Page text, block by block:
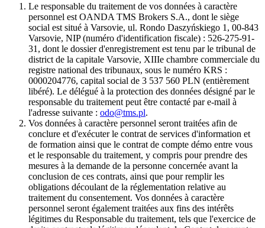
Le responsable du traitement de vos données à caractère
personnel est OANDA TMS Brokers S.A., dont le siège
social est situé à Varsovie, ul. Rondo Daszyńskiego 1, 00-843
Varsovie, NIP (numéro d'identification fiscale) : 526-275-91-
31, dont le dossier d'enregistrement est tenu par le tribunal de
district de la capitale Varsovie, XIIIe chambre commerciale du
registre national des tribunaux, sous le numéro KRS :
0000204776, capital social de 3 537 560 PLN (entièrement
libéré). Le délégué à la protection des données désigné par le
responsable du traitement peut être contacté par e-mail à
l'adresse suivante : odo@tms.pl.
Vos données à caractère personnel seront traitées afin de
conclure et d'exécuter le contrat de services d'information et
de formation ainsi que le contrat de compte démo entre vous
et le responsable du traitement, y compris pour prendre des
mesures à la demande de la personne concernée avant la
conclusion de ces contrats, ainsi que pour remplir les
obligations découlant de la réglementation relative au
traitement du consentement. Vos données à caractère
personnel seront également traitées aux fins des intérêts
légitimes du Responsable du traitement, tels que l'exercice de